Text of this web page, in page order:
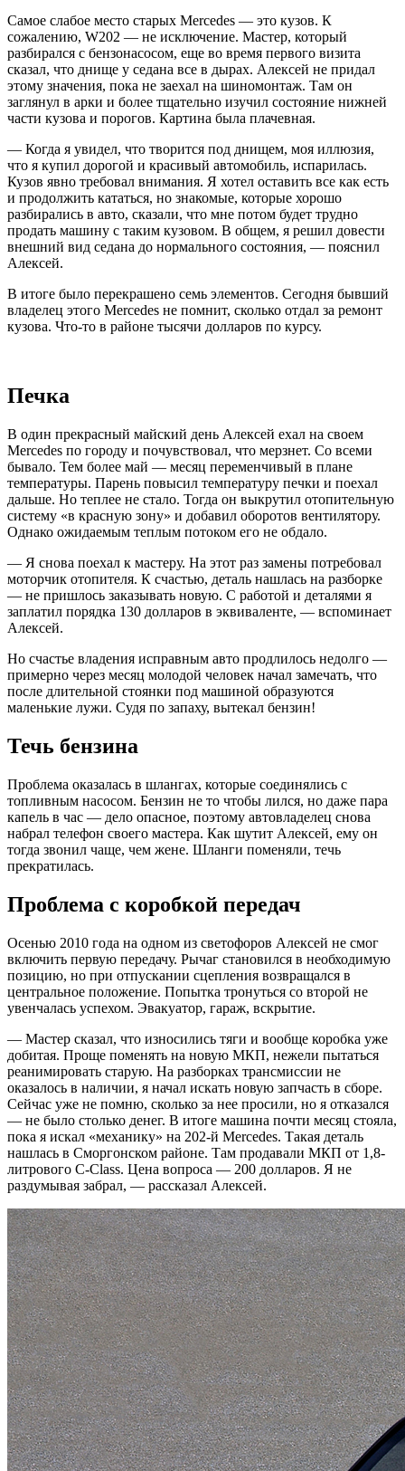
Самое слабое место старых Mercedes — это кузов. К
сожалению, W202 — не исключение. Мастер, который
разбирался с бензонасосом, еще во время первого визита
сказал, что днище у седана все в дырах. Алексей не придал
этому значения, пока не заехал на шиномонтаж. Там он
заглянул в арки и более тщательно изучил состояние нижней
части кузова и порогов. Картина была плачевная.
— Когда я увидел, что творится под днищем, моя иллюзия,
что я купил дорогой и красивый автомобиль, испарилась.
Кузов явно требовал внимания. Я хотел оставить все как есть
и продолжить кататься, но знакомые, которые хорошо
разбирались в авто, сказали, что мне потом будет трудно
продать машину с таким кузовом. В общем, я решил довести
внешний вид седана до нормального состояния, — пояснил
Алексей.
В итоге было перекрашено семь элементов. Сегодня бывший
владелец этого Mercedes не помнит, сколько отдал за ремонт
кузова. Что-то в районе тысячи долларов по курсу.
Печка
В один прекрасный майский день Алексей ехал на своем
Mercedes по городу и почувствовал, что мерзнет. Со всеми
бывало. Тем более май — месяц переменчивый в плане
температуры. Парень повысил температуру печки и поехал
дальше. Но теплее не стало. Тогда он выкрутил отопительную
систему «в красную зону» и добавил оборотов вентилятору.
Однако ожидаемым теплым потоком его не обдало.
— Я снова поехал к мастеру. На этот раз замены потребовал
моторчик отопителя. К счастью, деталь нашлась на разборке
— не пришлось заказывать новую. С работой и деталями я
заплатил порядка 130 долларов в эквиваленте, — вспоминает
Алексей.
Но счастье владения исправным авто продлилось недолго —
примерно через месяц молодой человек начал замечать, что
после длительной стоянки под машиной образуются
маленькие лужи. Судя по запаху, вытекал бензин!
Течь бензина
Проблема оказалась в шлангах, которые соединялись с
топливным насосом. Бензин не то чтобы лился, но даже пара
капель в час — дело опасное, поэтому автовладелец снова
набрал телефон своего мастера. Как шутит Алексей, ему он
тогда звонил чаще, чем жене. Шланги поменяли, течь
прекратилась.
Проблема с коробкой передач
Осенью 2010 года на одном из светофоров Алексей не смог
включить первую передачу. Рычаг становился в необходимую
позицию, но при отпускании сцепления возвращался в
центральное положение. Попытка тронуться со второй не
увенчалась успехом. Эвакуатор, гараж, вскрытие.
— Мастер сказал, что износились тяги и вообще коробка уже
добитая. Проще поменять на новую МКП, нежели пытаться
реанимировать старую. На разборках трансмиссии не
оказалось в наличии, я начал искать новую запчасть в сборе.
Сейчас уже не помню, сколько за нее просили, но я отказался
— не было столько денег. В итоге машина почти месяц стояла,
пока я искал «механику» на 202-й Mercedes. Такая деталь
нашлась в Сморгонском районе. Там продавали МКП от 1,8-
литрового C-Class. Цена вопроса — 200 долларов. Я не
раздумывая забрал, — рассказал Алексей.